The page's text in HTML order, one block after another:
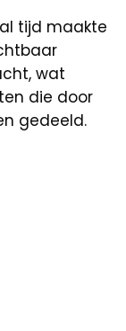
tijd maakte
wat
die door
gedeeld.